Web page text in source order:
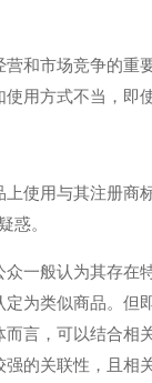
和市场竞争的
使用方式不当，即
使用与其注册
惑。
一般认为其存
为类似商品。
言，可以结合
的关联性，且相